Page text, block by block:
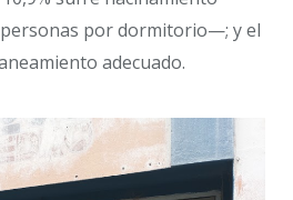
por dormitorio—; y el
adecuado.